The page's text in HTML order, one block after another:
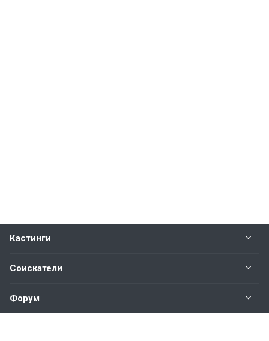
Кастинги
Соискатели
Форум